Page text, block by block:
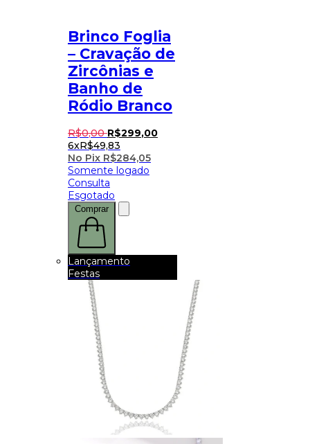
Brinco Foglia
– Cravação de
Zircônias e
Banho de
Ródio Branco
R$0,00 R$299,00
6xR$49,83
No Pix R$284,05
Somente logado
Consulta
Esgotado
Comprar